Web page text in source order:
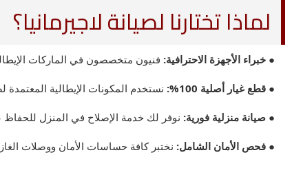
لماذا تختارنا لصيانة لاجيرمانيا؟
● خبراء الأجهزة الاحترافية: فنيون متخصصون في الماركات
● قطع غيار أصلية 100%: نستخدم المكونات الإيطالية المعتمدة
● صيانة منزلية فورية: نوفر لك خدمة الإصلاح في المنزل للحفاظ
● فحص الأمان الشامل: نختبر كافة حساسات الأمان ووصلات